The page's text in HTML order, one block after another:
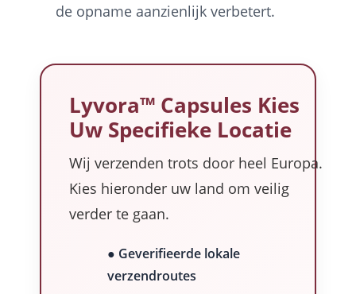
de opname aanzienlijk verbetert.
Lyvora™ Capsules Kies
Uw Specifieke Locatie
Wij verzenden trots door heel Europa.
Kies hieronder uw land om veilig
verder te gaan.
● Geverifieerde lokale
verzendroutes